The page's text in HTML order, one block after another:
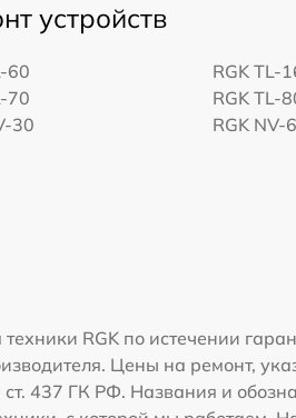
устройств
60 RGK TL-
70
RGK TL-
30
RGK NV-
RGK по истечении
Цены на ремонт,
437 ГК РФ. Названия и